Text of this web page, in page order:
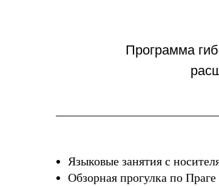
Программа
Языковые занятия с
Обзорная прогулка по Праге